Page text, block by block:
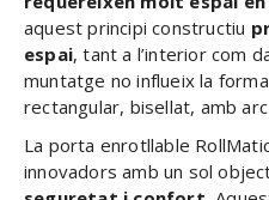
aquest principi constructiu
espai, tant a l’interior com
muntatge no influeix la
rectangular, bisellat, amb
La porta enrotllable
innovadors amb un sol